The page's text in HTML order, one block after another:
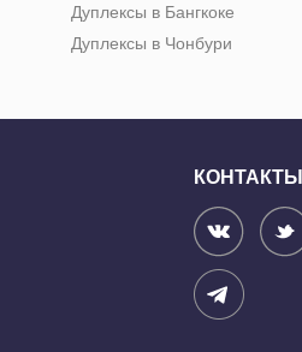
Дуплексы в Бангкоке
Дуплексы в Чонбури
КОНТАКТЫ